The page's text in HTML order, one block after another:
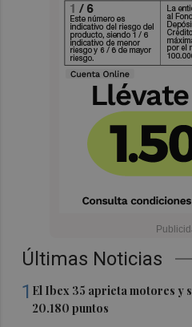
Últimas Noticias
1 El Ibex 35 aprieta motores y
20.180 puntos